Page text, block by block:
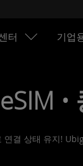
터 기업
eSIM •
연결 상태 유지!